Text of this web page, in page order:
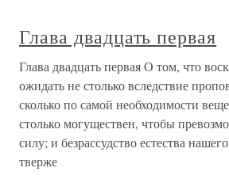
Глава двадцать первая
Глава двадцать первая О том, что
ожидать не столько вследствие
сколько по самой необходимости
столько могуществен, чтобы
силу; и безрассудство естества
тверже